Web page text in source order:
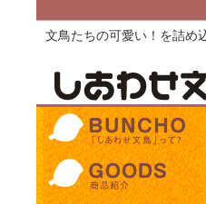
文鳥たちの可愛い！を詰め